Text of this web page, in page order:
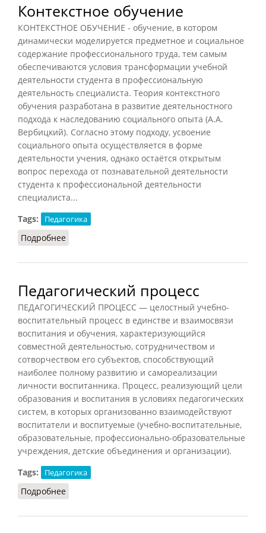
Контекстное обучение
КОНТЕКСТНОЕ ОБУЧЕНИЕ - обучение, в котором
динамически моделируется предметное и социальное
содержание профессионального труда, тем самым
обеспечиваются условия трансформации учебной
деятельности студента в профессиональную
деятельность специалиста. Теория контекстного
обучения разработана в развитие деятельностного
подхода к наследованию социального опыта (А.А.
Вербицкий). Согласно этому подходу, усвоение
социального опыта осуществляется в форме
деятельности учения, однако остаётся открытым
вопрос перехода от познавательной деятельности
студента к профессиональной деятельности
специалиста...
Tags:
Педагогика
Подробнее
Педагогический процесс
ПЕДАГОГИЧЕСКИЙ ПРОЦЕСС — целостный учебно-
воспитательный процесс в единстве и взаимосвязи
воспитания и обучения, характеризующийся
совместной деятельностью, сотрудничеством и
сотворчеством его субъектов, способствующий
наиболее полному развитию и самореализации
личности воспитанника. Процесс, реализующий цели
образования и воспитания в условиях педагогических
систем, в которых организованно взаимодействуют
воспитатели и воспитуемые (учебно-воспитательные,
образовательные, профессионально-образовательные
учреждения, детские объединения и организации).
Tags:
Педагогика
Подробнее